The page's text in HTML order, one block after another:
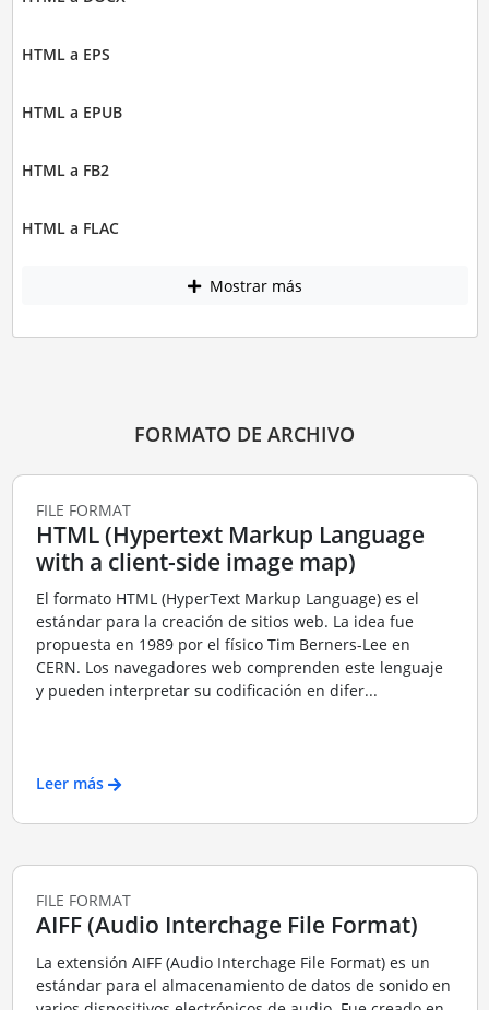
HTML a EPS
HTML a EPUB
HTML a FB2
HTML a FLAC
Mostrar más
FORMATO DE ARCHIVO
FILE FORMAT
HTML (Hypertext Markup Language
with a client-side image map)
El formato HTML (HyperText Markup Language) es el
estándar para la creación de sitios web. La idea fue
propuesta en 1989 por el físico Tim Berners-Lee en
CERN. Los navegadores web comprenden este lenguaje
y pueden interpretar su codificación en difer...
Leer más
FILE FORMAT
AIFF (Audio Interchage File Format)
La extensión AIFF (Audio Interchage File Format) es un
estándar para el almacenamiento de datos de sonido en